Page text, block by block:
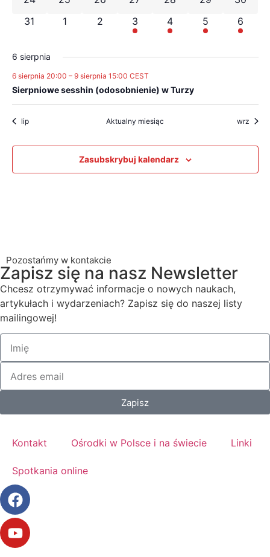
0 wydarzenia
31 0 wydarzenia
1 0 wydarzenia
2 1 wydarzenie
3 1 wydarzenie
4 1 wydarzenie
5 1
6
6 sierpnia
6 sierpnia 20:00 – 9 sierpnia 15:00 CEST
Sierpniowe sesshin (odosobnienie) w Turzy
lip Aktualny miesiąc wrz
Zasubskrybuj kalendarz
Pozostańmy w kontakcie
Zapisz się na nasz Newsletter
Chcesz otrzymywać informacje o nowych naukach,
artykułach i wydarzeniach? Zapisz się do naszej listy
mailingowej!
Zapisz
Kontakt Ośrodki w Polsce i na świecie Linki
Spotkania online